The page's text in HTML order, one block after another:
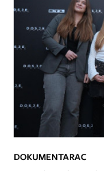
DOKUMENTARAC